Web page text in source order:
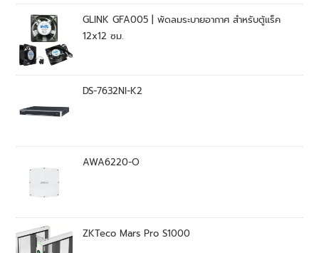
GLINK GFA005 | พัดลมระบายอากาศ สำหรับตู้แร็ค
12x12 ซม.
DS-7632NI-K2
AWA6220-O
ZKTeco Mars Pro S1000